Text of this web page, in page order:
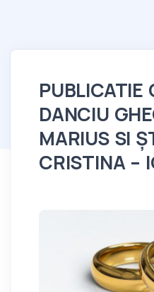
PUBLICATIE
DANCIU
MARIUS SI
CRISTINA –